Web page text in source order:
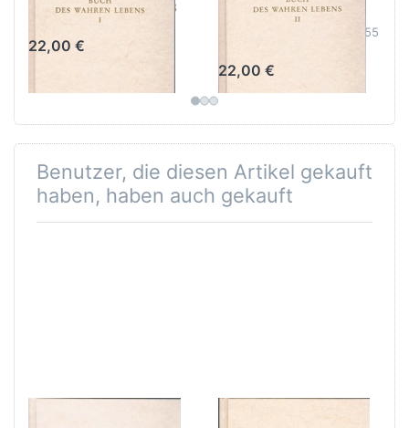
Band I Unterweisung 1-28
22,00 €
Band II
Band II Unterweisung 29-55
22,00 €
Benutzer, die diesen Artikel gekauft
haben, haben auch gekauft